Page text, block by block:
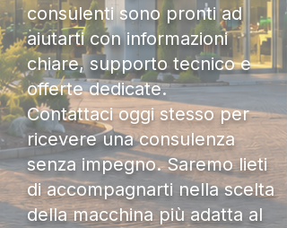
consulenti sono pronti ad
aiutarti con informazioni
chiare, supporto tecnico e
offerte dedicate.
Contattaci oggi stesso per
ricevere una consulenza
senza impegno. Saremo lieti
di accompagnarti nella scelta
della macchina più adatta al